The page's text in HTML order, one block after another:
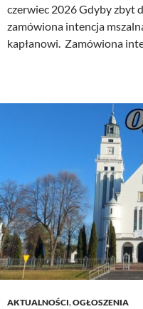
czerwiec 2026 Gdyby zbyt
zamówiona intencja
kapłanowi. Zamówiona
AKTUALNOŚCI,OGŁOSZENIA